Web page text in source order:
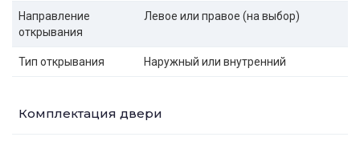
Направление
открывания
Левое или правое (на выбор)
Тип открывания Наружный или внутренний
Комплектация двери